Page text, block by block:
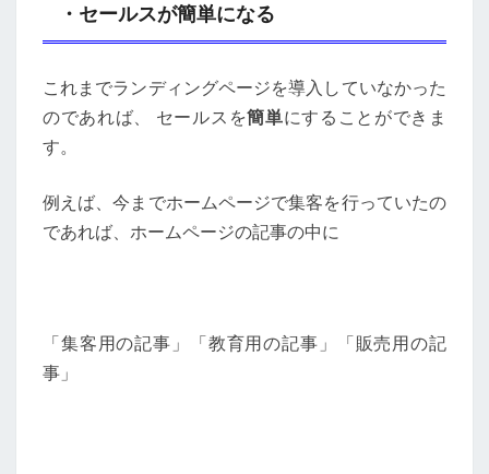
・セールスが簡単になる
これまでランディングページを導入していなかった
のであれば、 セールスを簡単にすることができま
す。
例えば、今までホームページで集客を行っていたの
であれば、ホームページの記事の中に
「集客用の記事」「教育用の記事」「販売用の記
事」